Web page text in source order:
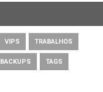
VIPS TRABALHOS
BACKUPS TAGS